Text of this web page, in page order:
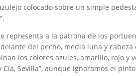
colocado sobre un simple
representa a la patrona de los
del pecho, media luna y
los colores azules, amarillo, rojo
Cía, Sevilla”, aunque ignoramos el